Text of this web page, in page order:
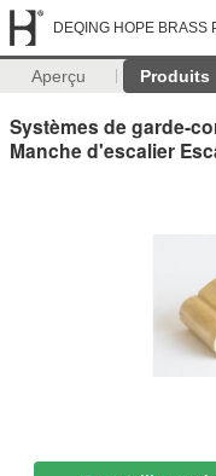
DEQING HOPE BRASS
Aperçu Produits
Systèmes de garde-
Manche d'escalier